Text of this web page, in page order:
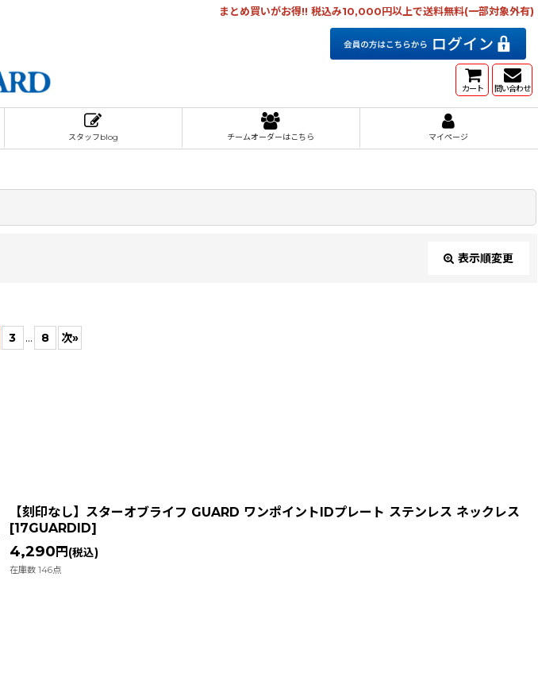
まとめ買いがお得!! 税込み10,000円以上で送料無料(一部対象外有)
カート 問い合わせ
スタッフblog チームオーダーはこちら マイページ
表示順変更
3 ... 8 次»
【刻印なし】スターオブライフ GUARD ワンポイントIDプレート ステンレス ネックレス
[17GUARDID]
4,290 円 (税込)
在庫数 146点